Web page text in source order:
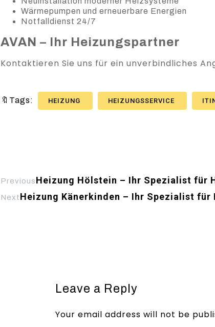
Wärmepumpen und erneuerbare Energien
Notfalldienst 24/7
AVAN – Ihr Heizungspartner
Kontaktieren Sie uns für ein unverbindliches
🔖Tags: HEIZUNG HEIZUNGSSERVICE
PreviousHeizung Hölstein – Ihr Spezialist für
NextHeizung Känerkinden – Ihr Spezialist für
Leave a Reply
Your email address will not be